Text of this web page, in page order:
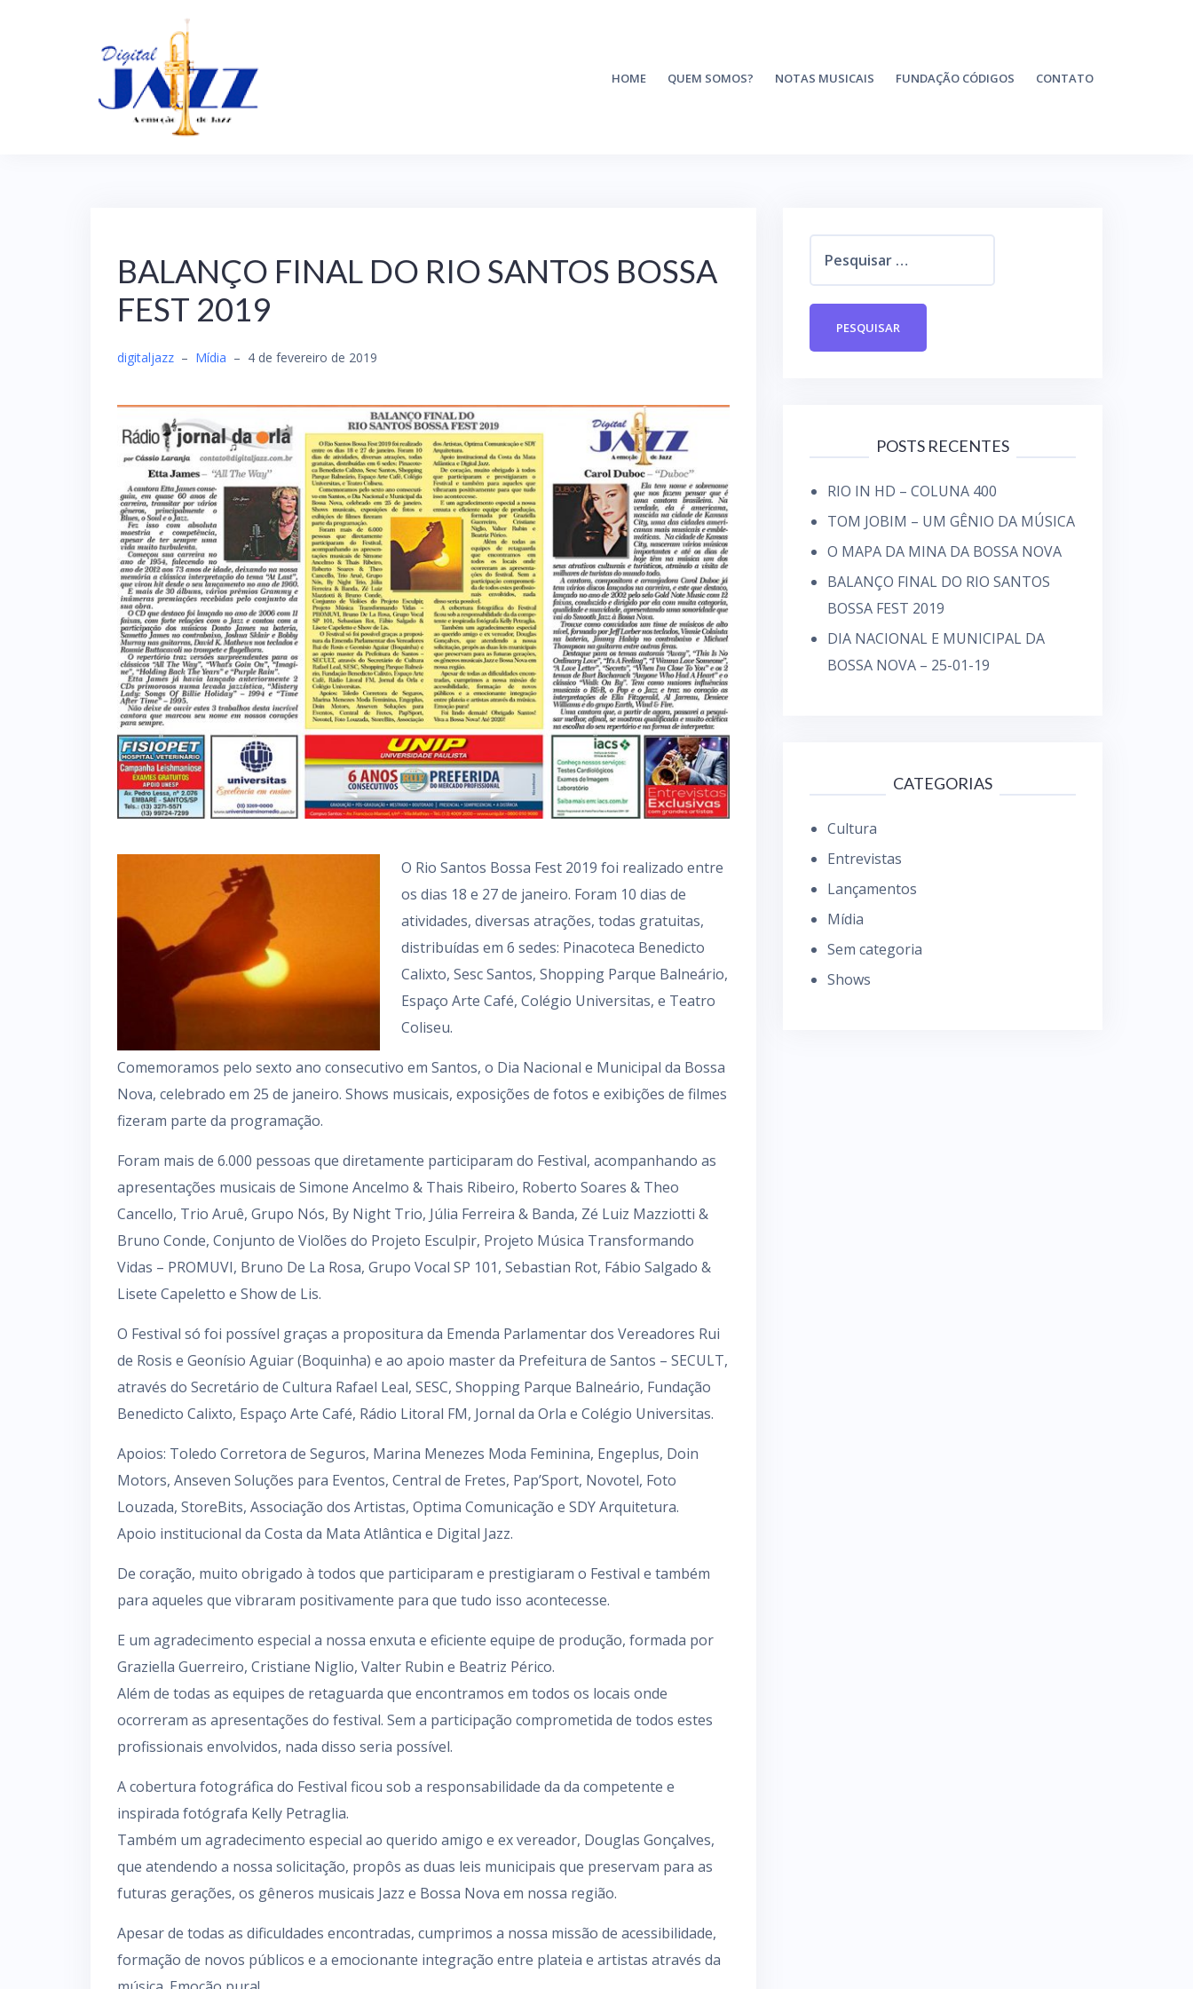
HOME QUEM SOMOS? NOTAS MUSICAIS FUNDAÇÃO CÓDIGOS CONTATO
BALANÇO FINAL DO RIO SANTOS BOSSA
FEST 2019
digitaljazz – Mídia – 4 de fevereiro de 2019
O Rio Santos Bossa Fest 2019 foi realizado entre
os dias 18 e 27 de janeiro. Foram 10 dias de
atividades, diversas atrações, todas gratuitas,
distribuídas em 6 sedes: Pinacoteca Benedicto
Calixto, Sesc Santos, Shopping Parque Balneário,
Espaço Arte Café, Colégio Universitas, e Teatro
Coliseu.
Comemoramos pelo sexto ano consecutivo em Santos, o Dia Nacional e Municipal da Bossa
Nova, celebrado em 25 de janeiro. Shows musicais, exposições de fotos e exibições de filmes
fizeram parte da programação.
Foram mais de 6.000 pessoas que diretamente participaram do Festival, acompanhando as
apresentações musicais de Simone Ancelmo & Thais Ribeiro, Roberto Soares & Theo
Cancello, Trio Aruê, Grupo Nós, By Night Trio, Júlia Ferreira & Banda, Zé Luiz Mazziotti &
Bruno Conde, Conjunto de Violões do Projeto Esculpir, Projeto Música Transformando
Vidas – PROMUVI, Bruno De La Rosa, Grupo Vocal SP 101, Sebastian Rot, Fábio Salgado &
Lisete Capeletto e Show de Lis.
O Festival só foi possível graças a propositura da Emenda Parlamentar dos Vereadores Rui
de Rosis e Geonísio Aguiar (Boquinha) e ao apoio master da Prefeitura de Santos – SECULT,
através do Secretário de Cultura Rafael Leal, SESC, Shopping Parque Balneário, Fundação
Benedicto Calixto, Espaço Arte Café, Rádio Litoral FM, Jornal da Orla e Colégio Universitas.
Apoios: Toledo Corretora de Seguros, Marina Menezes Moda Feminina, Engeplus, Doin
Motors, Anseven Soluções para Eventos, Central de Fretes, Pap’Sport, Novotel, Foto
Louzada, StoreBits, Associação dos Artistas, Optima Comunicação e SDY Arquitetura.
Apoio institucional da Costa da Mata Atlântica e Digital Jazz.
De coração, muito obrigado à todos que participaram e prestigiaram o Festival e também
para aqueles que vibraram positivamente para que tudo isso acontecesse.
E um agradecimento especial a nossa enxuta e eficiente equipe de produção, formada por
Graziella Guerreiro, Cristiane Niglio, Valter Rubin e Beatriz Périco.
Além de todas as equipes de retaguarda que encontramos em todos os locais onde
ocorreram as apresentações do festival. Sem a participação comprometida de todos estes
profissionais envolvidos, nada disso seria possível.
A cobertura fotográfica do Festival ficou sob a responsabilidade da da competente e
inspirada fotógrafa Kelly Petraglia.
Também um agradecimento especial ao querido amigo e ex vereador, Douglas Gonçalves,
que atendendo a nossa solicitação, propôs as duas leis municipais que preservam para as
futuras gerações, os gêneros musicais Jazz e Bossa Nova em nossa região.
Apesar de todas as dificuldades encontradas, cumprimos a nossa missão de acessibilidade,
formação de novos públicos e a emocionante integração entre plateia e artistas através da
s
u
r
p
POSTS RECENTES
RIO IN HD – COLUNA 400
TOM JOBIM – UM GÊNIO DA MÚSICA
O MAPA DA MINA DA BOSSA NOVA
BALANÇO FINAL DO RIO SANTOS
BOSSA FEST 2019
DIA NACIONAL E MUNICIPAL DA
BOSSA NOVA – 25-01-19
CATEGORIAS
Cultura
Entrevistas
Lançamentos
Mídia
Sem categoria
Shows